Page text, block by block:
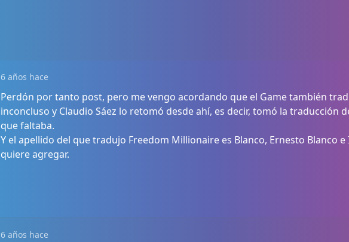
6 años hace
Perdón por tanto post, pero me vengo acordando que el Game también
inconcluso y Claudio Sáez lo retomó desde ahí, es decir, tomó la traducción
que faltaba.
Y el apellido del que tradujo Freedom Millionaire es Blanco, Ernesto Blanco e
quiere agregar.
6 años hace